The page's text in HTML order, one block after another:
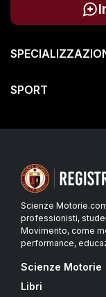
SPORT
Scienze
professionisti,
Movimento, come
performance,
Scienze Motorie
Libri